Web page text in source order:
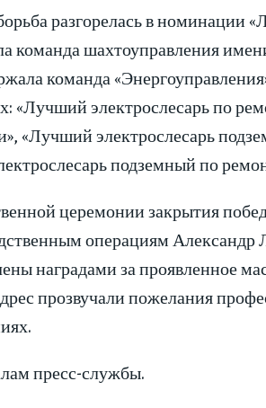
разгорелась в номинации
команда шахтоуправления
команда
«Лучший электрослесарь по
«Лучший электрослесарь
подземный по
церемонии закрытия
операциям
наградами за проявленное
прозвучали пожелания
пресс-службы.